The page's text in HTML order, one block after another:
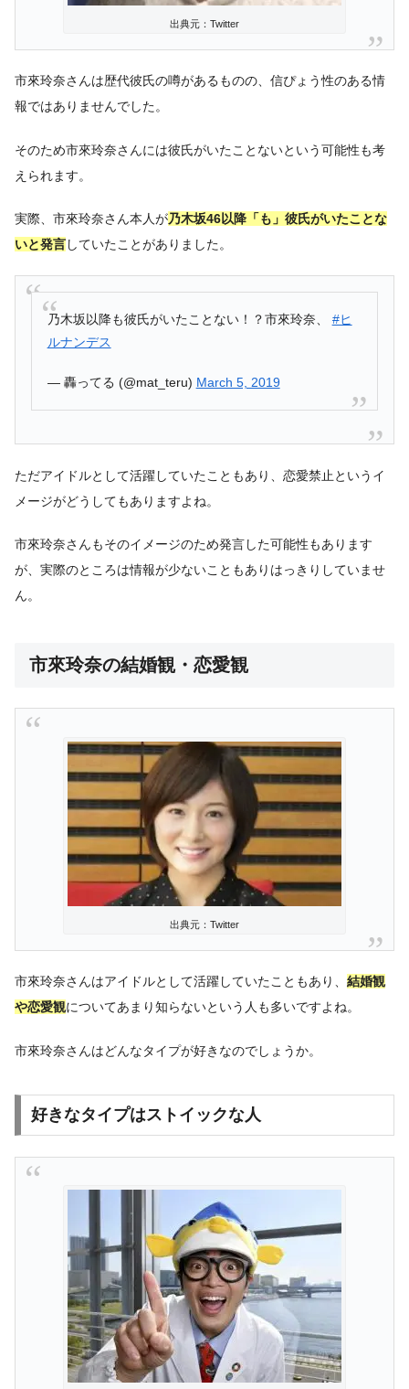
出典元：Twitter
市來玲奈さんは歴代彼氏の噂があるものの、信ぴょう性のある情
報ではありませんでした。
そのため市來玲奈さんには彼氏がいたことないという可能性も考
えられます。
実際、市來玲奈さん本人が乃木坂46以降「も」彼氏がいたことな
いと発言していたことがありました。
乃木坂以降も彼氏がいたことない！？市來玲奈、 #ヒ
ルナンデス
— 轟ってる (@mat_teru) March 5, 2019
ただアイドルとして活躍していたこともあり、恋愛禁止というイ
メージがどうしてもありますよね。
市來玲奈さんもそのイメージのため発言した可能性もあります
が、実際のところは情報が少ないこともありはっきりしていませ
ん。
市來玲奈の結婚観・恋愛観
出典元：Twitter
市來玲奈さんはアイドルとして活躍していたこともあり、 結婚観
や恋愛観についてあまり知らないという人も多いですよね。
市來玲奈さんはどんなタイプが好きなのでしょうか。
好きなタイプはストイックな人